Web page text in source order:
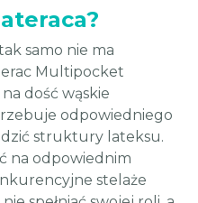
samo nie ma
Multipocket
dość wąskie
odpowiedniego
struktury lateksu.
na odpowiednim
stelaże